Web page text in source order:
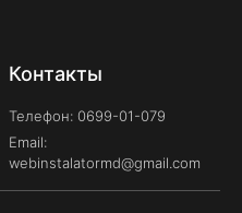
Контакты
Телефон: 0699-01-079
Email:
webinstalatormd@gmail.com